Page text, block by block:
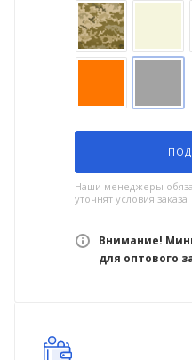
Наши менеджеры
уточнят условия заказа
Внимание!
для оптового